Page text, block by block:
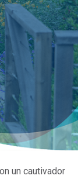
un cautivador